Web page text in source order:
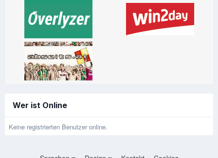
Wer ist Online
Keine registrierten Benutzer online.